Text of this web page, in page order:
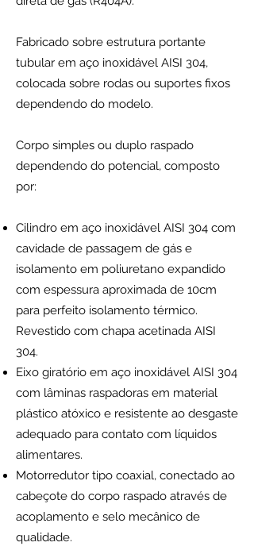
Fabricado sobre estrutura portante
tubular em aço inoxidável AISI 304,
colocada sobre rodas ou suportes fixos
dependendo do modelo.
Corpo simples ou duplo raspado
dependendo do potencial, composto
por:
Cilindro em aço inoxidável AISI 304 com
cavidade de passagem de gás e
isolamento em poliuretano expandido
com espessura aproximada de 10cm
para perfeito isolamento térmico.
Revestido com chapa acetinada AISI
304.
Eixo giratório em aço inoxidável AISI 304
com lâminas raspadoras em material
plástico atóxico e resistente ao desgaste
adequado para contato com líquidos
alimentares.
Motorredutor tipo coaxial, conectado ao
cabeçote do corpo raspado através de
acoplamento e selo mecânico de
qualidade.